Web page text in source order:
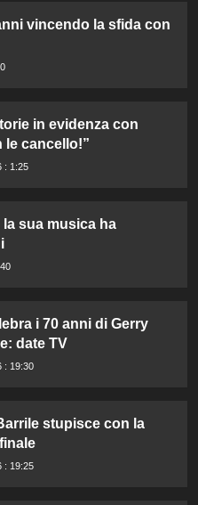
vincendo la sfida con
in evidenza con
le cancello!”
: 1:25
sua musica ha
i 70 anni di Gerry
date TV
: 19:30
stupisce con la
: 19:25